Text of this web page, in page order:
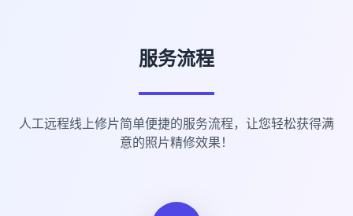
服务流程
人工远程线上修片简单便捷的服务流程，让您轻松获得满
意的照片精修效果！